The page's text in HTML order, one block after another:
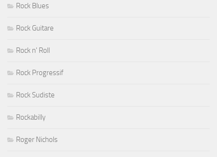
Rock Blues
Rock Guitare
Rock n' Roll
Rock Progressif
Rock Sudiste
Rockabilly
Roger Nichols